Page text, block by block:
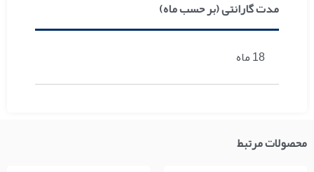
مدت گارانتی (بر حسب ماه)
18 ماه
محصولات مرتبط